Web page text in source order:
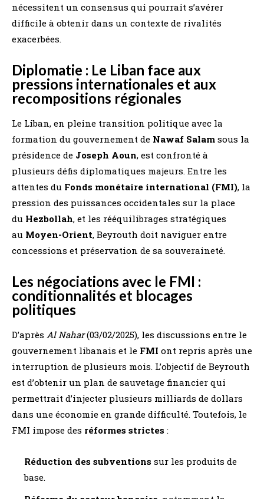
nécessitent un consensus qui pourrait s’avérer
difficile à obtenir dans un contexte de rivalités
exacerbées.
Diplomatie : Le Liban face aux
pressions internationales et aux
recompositions régionales
Le Liban, en pleine transition politique avec la
formation du gouvernement de Nawaf Salam sous la
présidence de Joseph Aoun, est confronté à
plusieurs défis diplomatiques majeurs. Entre les
attentes du Fonds monétaire international (FMI), la
pression des puissances occidentales sur la place
du Hezbollah, et les rééquilibrages stratégiques
au Moyen-Orient, Beyrouth doit naviguer entre
concessions et préservation de sa souveraineté.
Les négociations avec le FMI :
conditionnalités et blocages
politiques
D’après Al Nahar(03/02/2025), les discussions entre le
gouvernement libanais et le FMI ont repris après une
interruption de plusieurs mois. L’objectif de Beyrouth
est d’obtenir un plan de sauvetage financier qui
permettrait d’injecter plusieurs milliards de dollars
dans une économie en grande difficulté. Toutefois, le
FMI impose des réformes strictes :
Réduction des subventions sur les produits de
base.